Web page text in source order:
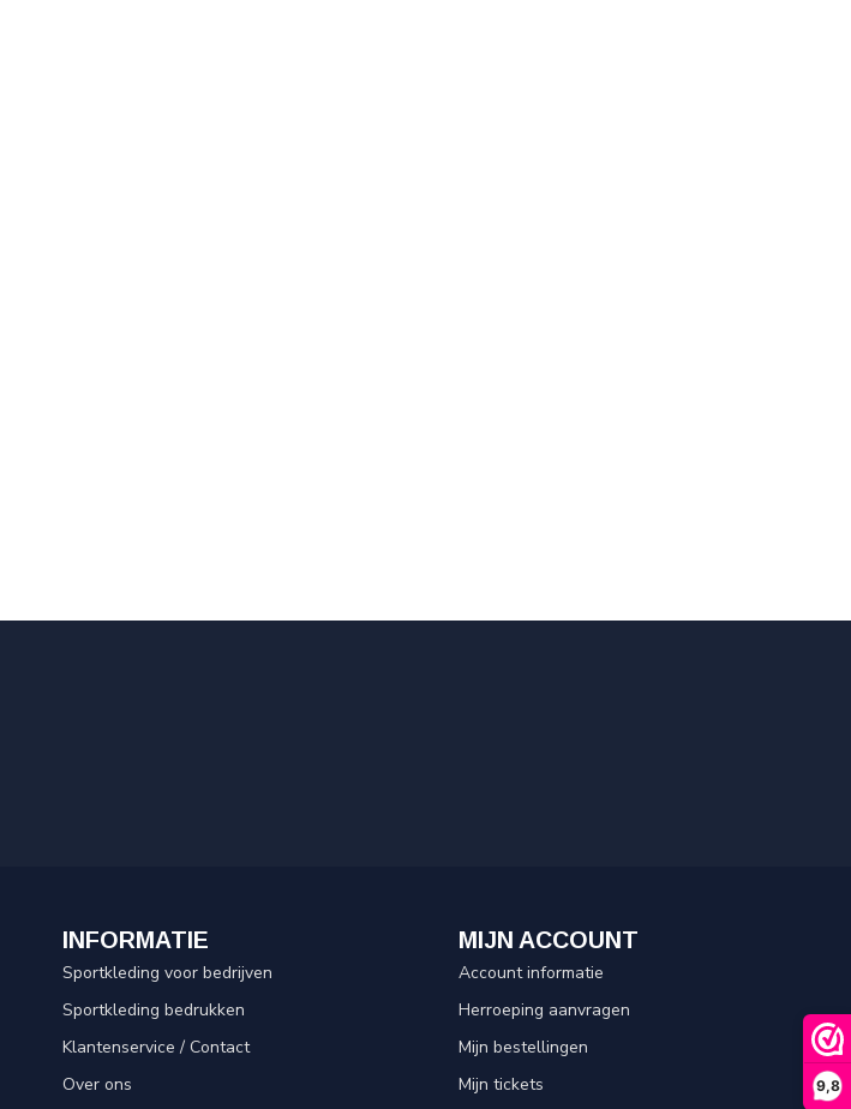
9,8
INFORMATIE
Sportkleding voor bedrijven
Sportkleding bedrukken
Klantenservice / Contact
Over ons
MIJN ACCOUNT
Account informatie
Herroeping aanvragen
Mijn bestellingen
Mijn tickets